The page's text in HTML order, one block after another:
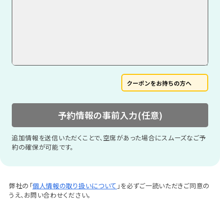
クーポンをお持ちの方へ
予約情報の事前入力(任意)
追加情報を送信いただくことで、空席があった場合にスムーズなご予
約の確保が可能です。
弊社の「個人情報の取り扱いについて 」を必ずご一読いただきご同意の
うえ、お問い合わせください。